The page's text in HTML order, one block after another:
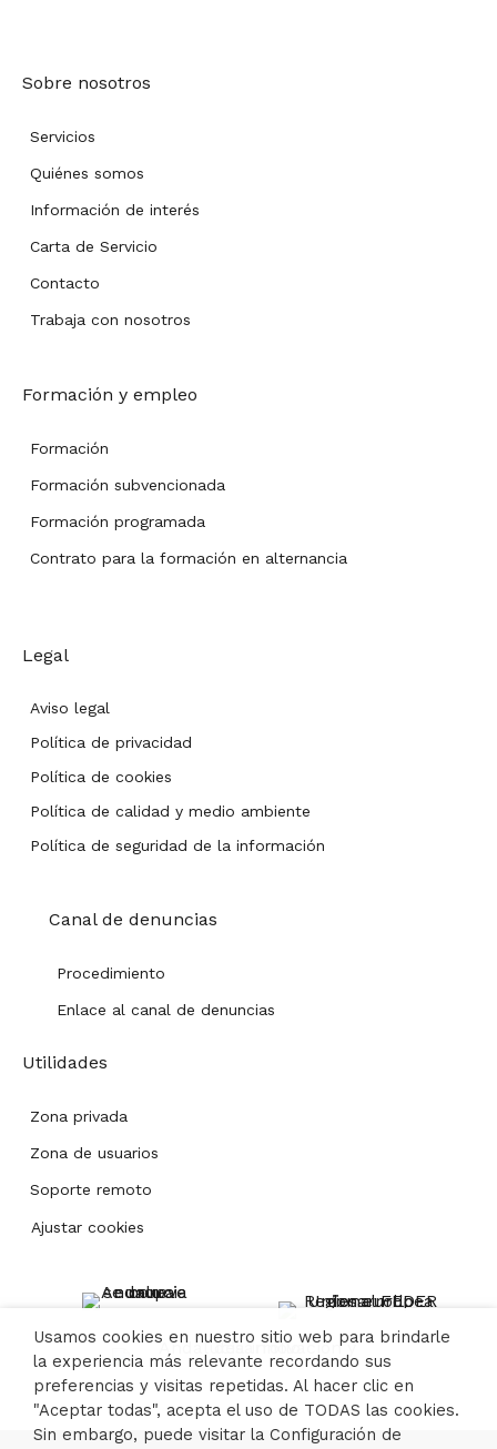
Sobre nosotros
Servicios
Quiénes somos
Información de interés
Carta de Servicio
Contacto
Trabaja con nosotros
Formación y empleo
Formación
Formación subvencionada
Formación programada
Contrato para la formación en alternancia
Legal
Aviso legal
Política de privacidad
Política de cookies
Política de calidad y medio ambiente
Política de seguridad de la información
Canal de denuncias
Procedimiento
Enlace al canal de denuncias
Utilidades
Zona privada
Zona de usuarios
Soporte remoto
Ajustar cookies
Usamos cookies en nuestro sitio web para brindarle
la experiencia más relevante recordando sus
preferencias y visitas repetidas. Al hacer clic en
"Aceptar todas", acepta el uso de TODAS las cookies.
Sin embargo, puede visitar la Configuración de